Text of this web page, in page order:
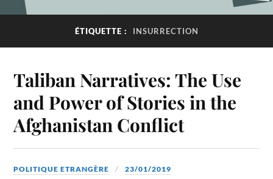
ÉTIQUETTE : INSURRECTION
Taliban Narratives: The Use
and Power of Stories in the
Afghanistan Conflict
POLITIQUE ETRANGÈRE 23/01/2019